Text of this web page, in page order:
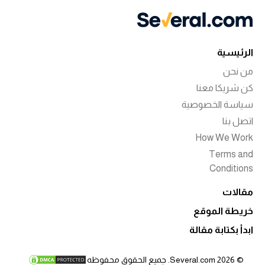
© 2026 Several.com. جميع الحقوق محفوظه
الرئيسية
من نحن
كن شريكا معنا
سياسة الخصوصية
اتصل بنا
How We Work
Terms and
Conditions
مقالات
خريطة الموقع
ابدأ بكتابة مقالة